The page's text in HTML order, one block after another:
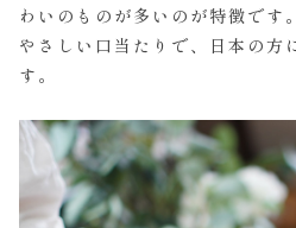
わいのものが多いのが特徴です。
やさしい口当たりで、日本の方
す。